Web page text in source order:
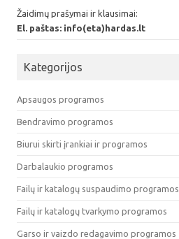
Žaidimų prašymai ir klausimai:
El. paštas: info(eta)hardas.lt
Kategorijos
Apsaugos programos
Bendravimo programos
Biurui skirti įrankiai ir programos
Darbalaukio programos
Failų ir katalogų suspaudimo programos
Failų ir katalogų tvarkymo programos
Garso ir vaizdo redagavimo programos